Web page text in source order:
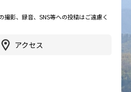
アクセス
影、録音、SNS等への投稿はご遠慮く